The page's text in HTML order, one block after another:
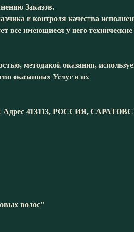
Заказов.
и контроля качества
все имеющиеся у него
методикой оказания,
оказанных Услуг и их
413113, РОССИЯ,
волос"